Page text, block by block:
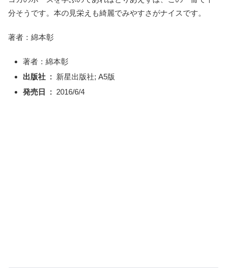
分そうです。本の見栄えも綺麗でみやすさがナイスです。
著者：綿本彰
著者：綿本彰
出版社 ‏ : ‎ 新星出版社; A5版
発売日 ‏ : ‎ 2016/6/4